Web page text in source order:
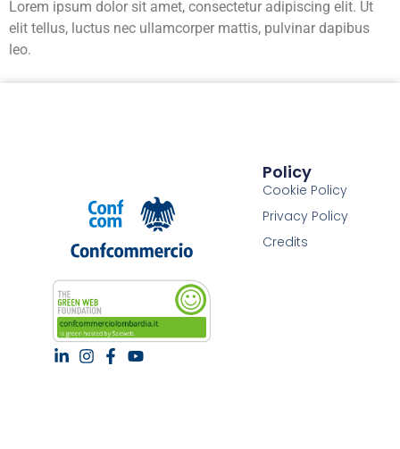
Lorem ipsum dolor sit amet, consectetur adipiscing elit. Ut
elit tellus, luctus nec ullamcorper mattis, pulvinar dapibus
leo.
Policy
Cookie Policy
Privacy Policy
Credits